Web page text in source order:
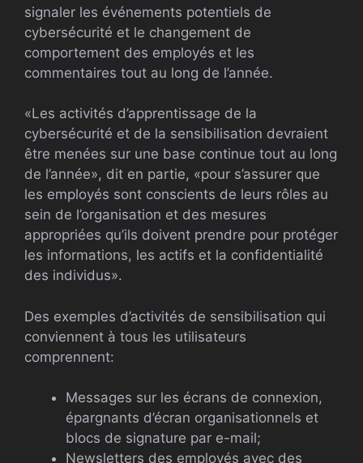
signaler les événements potentiels de
cybersécurité et le changement de
comportement des employés et les
commentaires tout au long de l’année.
«Les activités d’apprentissage de la
cybersécurité et de la sensibilisation devraient
être menées sur une base continue tout au long
de l’année», dit en partie, «pour s’assurer que
les employés sont conscients de leurs rôles au
sein de l’organisation et des mesures
appropriées qu’ils doivent prendre pour protéger
les informations, les actifs et la confidentialité
des individus».
Des exemples d’activités de sensibilisation qui
conviennent à tous les utilisateurs
comprennent:
Messages sur les écrans de connexion,
épargnants d’écran organisationnels et
blocs de signature par e-mail;
Newsletters des employés avec des